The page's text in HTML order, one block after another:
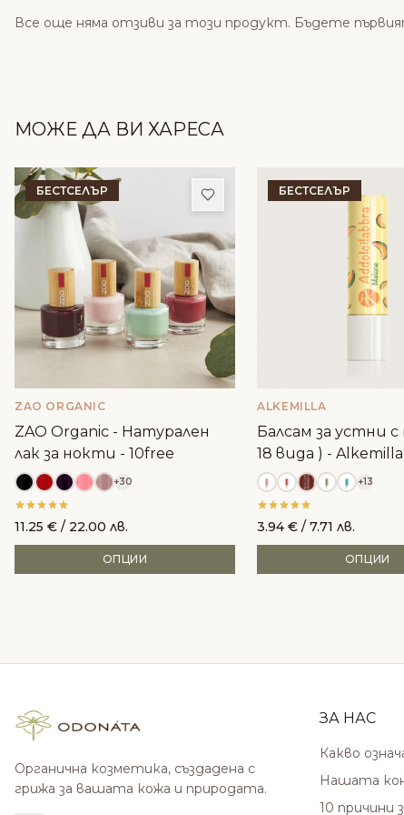
Все още няма отзиви за този продукт. Бъдете
МОЖЕ ДА ВИ ХАРЕСА
БЕСТСЕЛЪР Добави в любими
ZAO ORGANIC
ZAO Organic - Натурален
лак за нокти - 10free
+30
11.25 € / 22.00 лв.
ОПЦИИ
БЕСТСЕЛЪР
ALKEMILLA
Балсам за устни с
18 вида ) - Alkemilla
+13
3.94€ / 7.71 лв.
ОПЦИИ
Органична козметика, създадена с
грижа за вашата кожа и природата.
ЗА НАС
Какво
Нашата
10 причини